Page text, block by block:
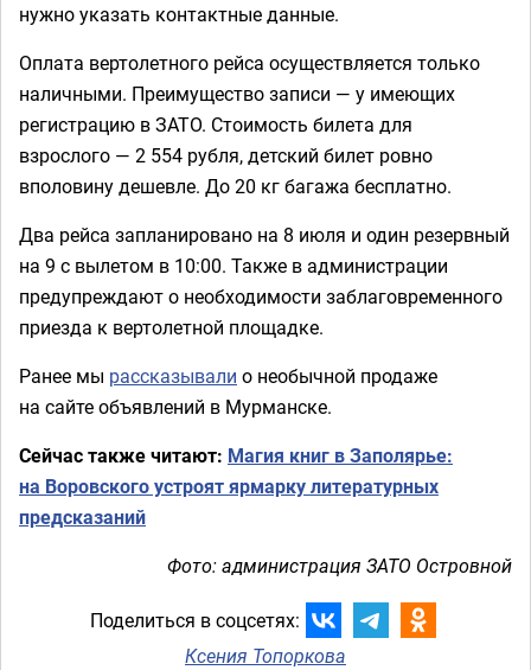
нужно указать контактные данные.
Оплата вертолетного рейса осуществляется только
наличными. Преимущество записи — у имеющих
регистрацию в ЗАТО. Стоимость билета для
взрослого — 2 554 рубля, детский билет ровно
вполовину дешевле. До 20 кг багажа бесплатно.
Два рейса запланировано на 8 июля и один резервный
на 9 с вылетом в 10:00. Также в администрации
предупреждают о необходимости заблаговременного
приезда к вертолетной площадке.
Ранее мы рассказывали о необычной продаже
на сайте объявлений в Мурманске.
Сейчас также читают: Магия книг в Заполярье:
на Воровского устроят ярмарку литературных
предсказаний
Фото: администрация ЗАТО Островной
Поделиться в соцсетях:
Ксения Топоркова